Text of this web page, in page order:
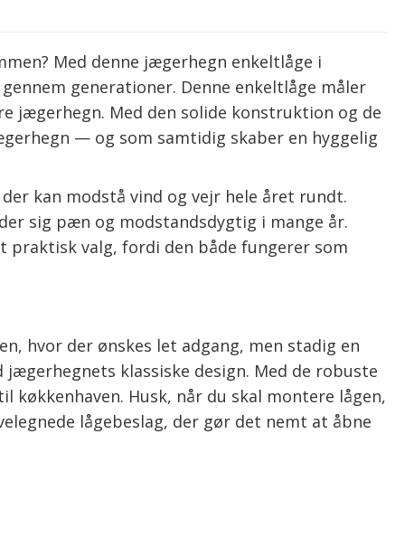
Med denne jægerhegn enkeltlåge i
generationer. Denne enkeltlåge måler
Med den solide konstruktion og de
— og som samtidig skaber en hyggelig
kan modstå vind og vejr hele året rundt.
sig pæn og modstandsdygtig i mange år.
praktisk valg, fordi den både fungerer som
hvor der ønskes let adgang, men stadig en
klassiske design. Med de robuste
køkkenhaven. Husk, når du skal montere lågen,
lågebeslag, der gør det nemt at åbne